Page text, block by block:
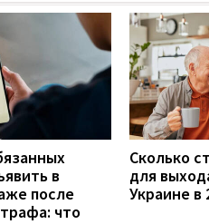
в
после
что
Сколько
для
Украине в